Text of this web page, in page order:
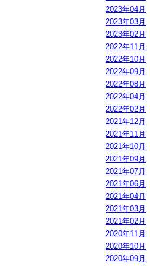
2023年04月
2023年03月
2023年02月
2022年11月
2022年10月
2022年09月
2022年08月
2022年04月
2022年02月
2021年12月
2021年11月
2021年10月
2021年09月
2021年07月
2021年06月
2021年04月
2021年03月
2021年02月
2020年11月
2020年10月
2020年09月